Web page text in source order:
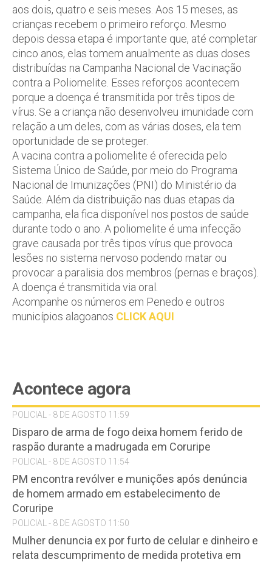
aos dois, quatro e seis meses. Aos 15 meses, as
crianças recebem o primeiro reforço. Mesmo
depois dessa etapa é importante que, até completar
cinco anos, elas tomem anualmente as duas doses
distribuídas na Campanha Nacional de Vacinação
contra a Poliomelite. Esses reforços acontecem
porque a doença é transmitida por três tipos de
vírus. Se a criança não desenvolveu imunidade com
relação a um deles, com as várias doses, ela tem
oportunidade de se proteger.
A vacina contra a poliomelite é oferecida pelo
Sistema Único de Saúde, por meio do Programa
Nacional de Imunizações (PNI) do Ministério da
Saúde. Além da distribuição nas duas etapas da
campanha, ela fica disponível nos postos de saúde
durante todo o ano. A poliomelite é uma infecção
grave causada por três tipos vírus que provoca
lesões no sistema nervoso podendo matar ou
provocar a paralisia dos membros (pernas e braços).
A doença é transmitida via oral.
Acompanhe os números em Penedo e outros
municípios alagoanos CLICK AQUI
Acontece agora
POLICIAL - 8 DE AGOSTO 11:59
Disparo de arma de fogo deixa homem ferido de
raspão durante a madrugada em Coruripe
POLICIAL - 8 DE AGOSTO 11:54
PM encontra revólver e munições após denúncia
de homem armado em estabelecimento de
Coruripe
POLICIAL - 8 DE AGOSTO 11:50
Mulher denuncia ex por furto de celular e dinheiro e
relata descumprimento de medida protetiva em